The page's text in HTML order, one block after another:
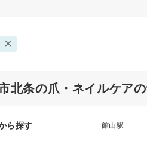
北条の爪・ネイルケア
ら探す 館山駅